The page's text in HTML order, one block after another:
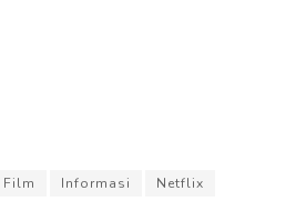
Film Informasi Netflix